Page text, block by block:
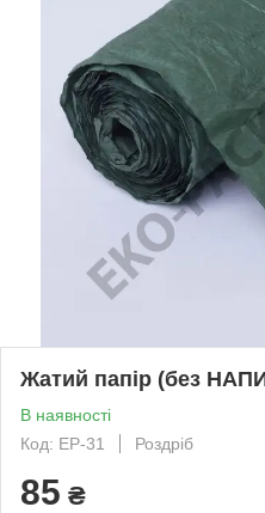
Жатий папір (без
В наявності
Код: EP-31
Роздріб
85 ₴